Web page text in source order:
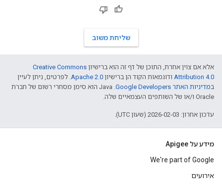
שליחת משוב
אלא אם צוין אחרת, התוכן של דף זה הוא ברישיון Creative Commons
Attribution 4.0 ודוגמאות הקוד הן ברישיון Apache 2.0. לפרטים, ניתן לעיין
במדיניות האתר Google Developers‏
.‏ Java הוא סימן מסחרי רשום של חברת
Oracle ו/או של השותפים העצמאיים שלה.
עדכון אחרון: 2026-02-03 (שעון UTC).
מידע על Apigee
We're part of Google
אירועים